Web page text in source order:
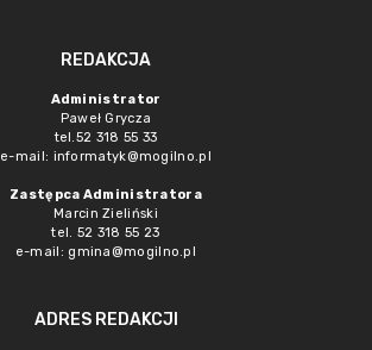
REDAKCJA
Administrator
Paweł Grycza
tel.52 318 55 33
e-mail: informatyk@mogilno.pl
Zastępca Administratora
Marcin Zieliński
tel. 52 318 55 23
e-mail: gmina@mogilno.pl
ADRES REDAKCJI